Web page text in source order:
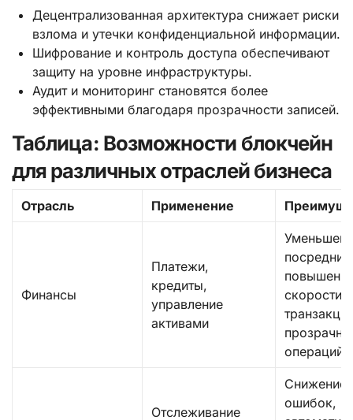
Децентрализованная архитектура снижает риски
взлома и утечки конфиденциальной информации.
Шифрование и контроль доступа обеспечивают
защиту на уровне инфраструктуры.
Аудит и мониторинг становятся более
эффективными благодаря прозрачности записей.
Таблица: Возможности блокчейн
для различных отраслей бизнеса
Отрасль Применение
Финансы
Платежи,
кредиты,
управление
активами
скорости
операций
Отслеживание
Снижение
ошибок,